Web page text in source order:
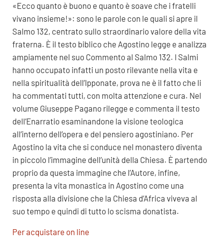
«Ecco quanto è buono e quanto è soave che i fratelli
vivano insieme!»: sono le parole con le quali si apre il
Salmo 132, centrato sullo straordinario valore della vita
fraterna. È il testo biblico che Agostino legge e analizza
ampiamente nel suo Commento al Salmo 132. I Salmi
hanno occupato infatti un posto rilevante nella vita e
nella spiritualità dell’Ipponate, prova ne è il fatto che li
ha commentati tutti, con molta attenzione e cura. Nel
volume Giuseppe Pagano rilegge e commenta il testo
dell’Enarratio esaminandone la visione teologica
all’interno dell’opera e del pensiero agostiniano. Per
Agostino la vita che si conduce nel monastero diventa
in piccolo l’immagine dell’unità della Chiesa. È partendo
proprio da questa immagine che l’Autore, infine,
presenta la vita monastica in Agostino come una
risposta alla divisione che la Chiesa d’Africa viveva al
suo tempo e quindi di tutto lo scisma donatista.
Per acquistare on line